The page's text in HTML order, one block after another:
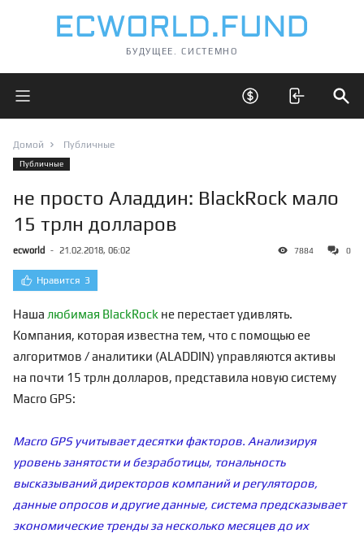
БУДУЩЕЕ. СИСТЕМНО
Открыть главное меню Открыть скрытые
Домой Публичные
Публичные
не просто Аладдин: BlackRock мало
15 трлн долларов
ecworld - 21.02.2018, 06:02 7884 0
Нравится 3
Наша любимая BlackRock не перестает удивлять.
Компания, которая известна тем, что с помощью ее
алгоритмов / аналитики (ALADDIN) управляются активы
на почти 15 трлн долларов, представила новую систему
Macro GPS:
Macro GPS учитывает десятки факторов. Анализируя
уровень занятости и безработицы, тональность
высказываний директоров компаний и регуляторов,
данные опросов и другие данные, система предсказывает
экономические тренды за несколько месяцев до их